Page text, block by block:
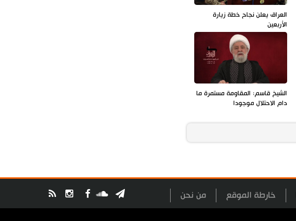
العراق يعلن نجاح خطة زيارة
الأربعين
الشيخ قاسم: المقاومة مستمرة ما
دام الاحتلال موجودا
خارطة الموقع من نحن